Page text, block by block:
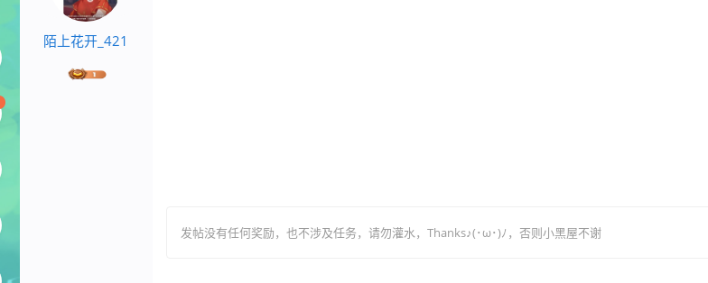
陌上花开_421
发帖没有任何奖励，也不涉及任务，请勿灌水，Thanks♪(･ω･)ﾉ，否则小黑屋不谢